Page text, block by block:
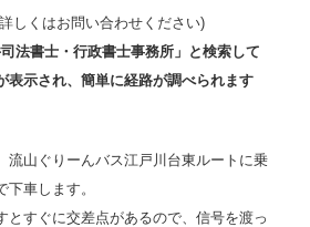
しくはお問い合わせください)
法書士・行政書士事務所」と検索して
表示され、簡単に経路が調べられます
流山ぐりーんバス江戸川台東ルートに乗
車します。
とすぐに交差点があるので、信号を渡っ